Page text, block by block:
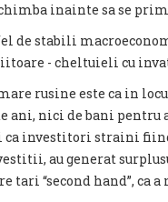
inainte sa se
de stabili
- cheltuieli cu
rusine este ca in
ani, nici de bani pentru
ca investitori straini
au generat
tari “second hand”, ca a